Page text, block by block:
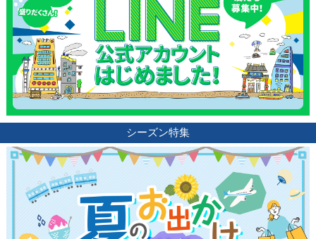
シーズン特集
観光ガイド
ランキング
ブログ記事